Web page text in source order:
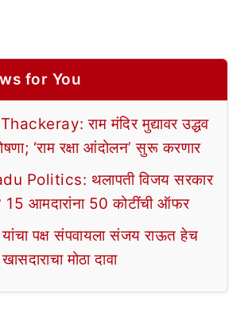
for You
राम मंदिर मुद्यावर उद्धव
‘राम रक्षा आंदोलन’ सुरू करणार
Politics: थलापती विजय सरकार
15 आमदारांना 50 कोटींची ऑफर
यांचा पक्ष संपवायला संजय राऊत हेच
मोठा दावा